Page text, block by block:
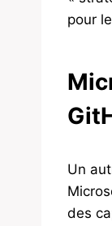
pour
Un
des